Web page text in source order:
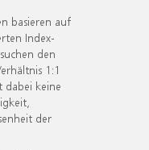
basieren auf
Index-
den
1:1
dabei keine
der